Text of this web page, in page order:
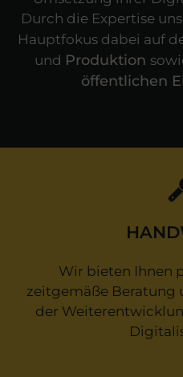
Durch die Expertise
Hauptfokus dabei auf
und Produktion
öffentlichen
Wir bieten Ihnen
zeitgemäße Beratung
der